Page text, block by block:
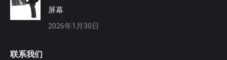
屏幕
2026年1月30日
联系我们